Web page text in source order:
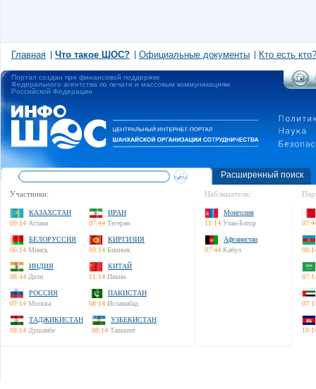
Главная Что такое ШОС? Официальные документы Кто есть кто?
Портал создан при финансовой поддержке
Федерального агентства по печати и массовым коммуникациям
Российской Федерации
Расширенный поиск
Участники:
КАЗАХСТАН
09:14 Астана
ИРАН
07:44 Тегеран
БЕЛОРУССИЯ
06:14 Минск
КИРГИЗИЯ
09:14 Бишкек
ИНДИЯ
08:44 Дели
КИТАЙ
11:14 Пекин
РОССИЯ
07:14 Москва
ПАКИСТАН
08:14 Исламабад
ТАДЖИКИСТАН
08:14 Душанбе
УЗБЕКИСТАН
08:14 Ташкент
Наблюдатели:
Монголия
11:14 Улан-Батор
Афганистан
07:44 Кабул